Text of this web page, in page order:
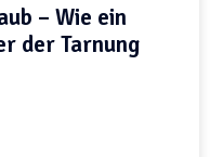
– Wie ein
der Tarnung